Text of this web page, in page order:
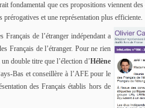
fondamental que ces propositions viennent des
et une représentation plus efficiente.
Français de l’étranger indépendant a
Français de l’étranger. Pour ne rien
double titre que l’élection d’Hélène
Bas et conseillère à l’AFE pour le
des Français établis hors de